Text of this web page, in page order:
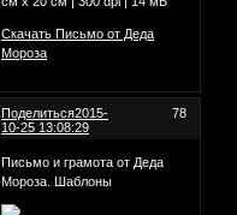
Скачать Письмо от Деда
Мороза
Поделиться 78
2015-
10-25 13:08:29
Письмо и грамота от Деда
Мороза. Шаблоны